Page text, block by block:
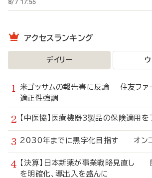
8/7 17:55
アクセスランキング
デイリー
米ゴッサムの報告書に反論 住友ファ
適正性強調
【中医協】医療機器3製品の保険適用
2030年までに黒字化目指す オンコ
【決算】日本新薬が事業戦略見直し
を明確化、導出入を盛んに